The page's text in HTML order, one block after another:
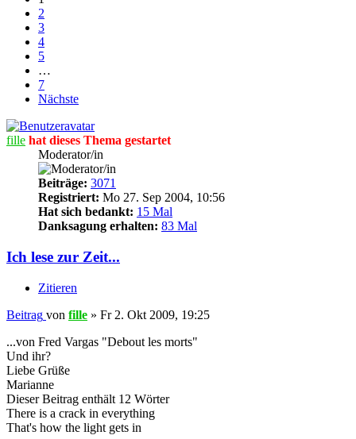
2
3
4
5
…
7
Nächste
fille hat dieses Thema gestartet
Moderator/in
Beiträge: 3071
Registriert: Mo 27. Sep 2004, 10:56
Hat sich bedankt: 15 Mal
Danksagung erhalten: 83 Mal
Ich lese zur Zeit...
Zitieren
Beitrag von fille » Fr 2. Okt 2009, 19:25
...von Fred Vargas "Debout les morts"
Und ihr?
Liebe Grüße
Marianne
Dieser Beitrag enthält 12 Wörter
There is a crack in everything
That's how the light gets in